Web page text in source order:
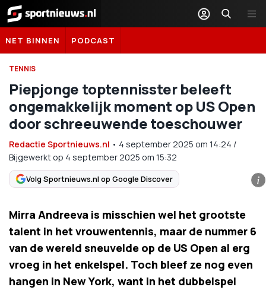
Sportnieuws.nl
NET BINNEN PODCAST
TENNIS
Piepjonge toptennisster beleeft
ongemakkelijk moment op US Open
door schreeuwende toeschouwer
Redactie Sportnieuws.nl • 4 september 2025 om 14:24 /
Bijgewerkt op 4 september 2025 om 15:32
Volg Sportnieuws.nl op Google Discover i
Mirra Andreeva is misschien wel het grootste
talent in het vrouwentennis, maar de nummer 6
van de wereld sneuvelde op de US Open al erg
vroeg in het enkelspel. Toch bleef ze nog even
hangen in New York, want in het dubbelspel